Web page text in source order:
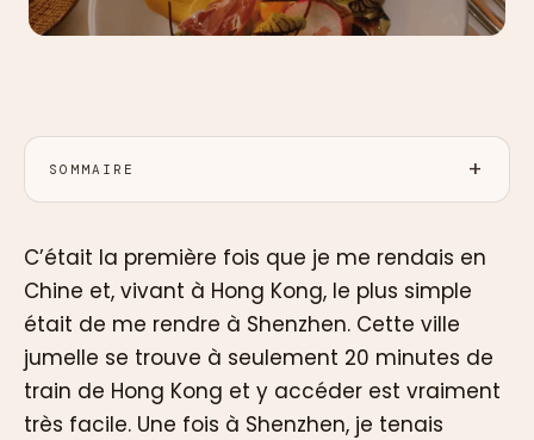
SOMMAIRE
C’était la première fois que je me rendais en
Chine et, vivant à Hong Kong, le plus simple
était de me rendre à Shenzhen. Cette ville
jumelle se trouve à seulement 20 minutes de
train de Hong Kong et y accéder est vraiment
très facile. Une fois à Shenzhen, je tenais